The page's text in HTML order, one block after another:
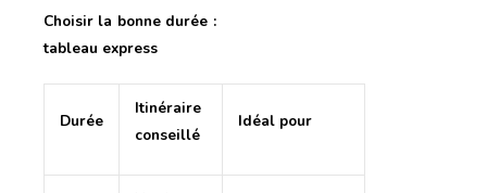
Choisir la bonne durée :
tableau express
Durée
Itinéraire
conseillé
Idéal pour